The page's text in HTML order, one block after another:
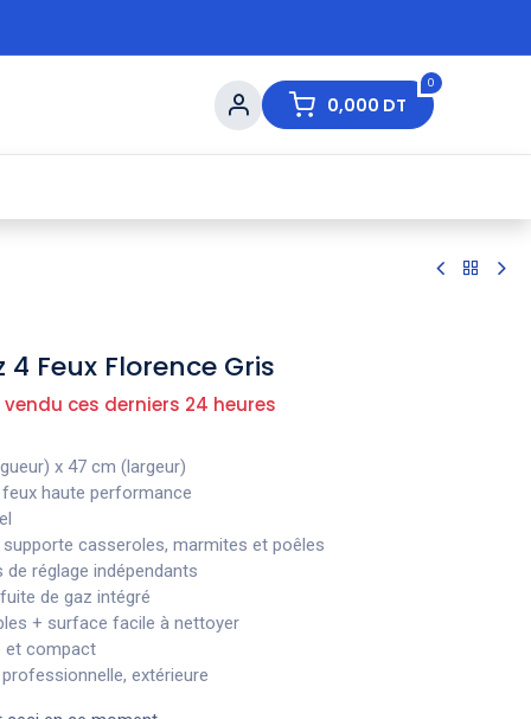
0
0,000 DT
4 Feux Florence Gris
vendu ces derniers 24 heures
x 47 cm (largeur)
feux haute performance
casseroles, marmites et poêles
de réglage indépendants
de gaz intégré
+ surface facile à nettoyer
et compact
extérieure